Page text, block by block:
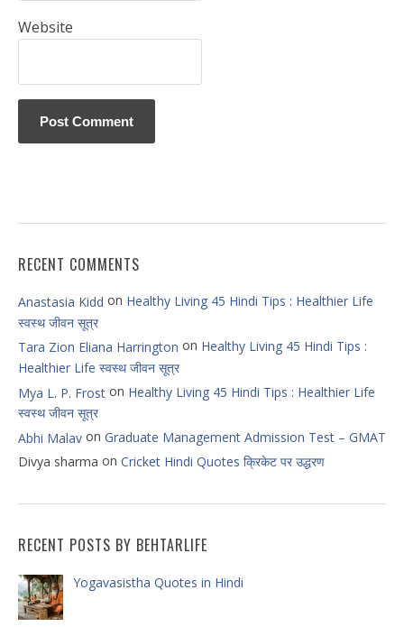
Website
RECENT COMMENTS
Anastasia Kidd on Healthy Living 45 Hindi Tips : Healthier Life
स्वस्थ जीवन सूत्र
Tara Zion Eliana Harrington on Healthy Living 45 Hindi Tips :
Healthier Life स्वस्थ जीवन सूत्र
Mya L. P. Frost on Healthy Living 45 Hindi Tips : Healthier Life
स्वस्थ जीवन सूत्र
Abhi Malav on Graduate Management Admission Test – GMAT
Divya sharma on Cricket Hindi Quotes क्रिकेट पर उद्धरण
RECENT POSTS BY BEHTARLIFE
Yogavasistha Quotes in Hindi